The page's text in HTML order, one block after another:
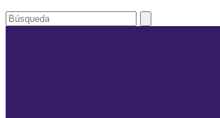
Buscar
por
búsqueda